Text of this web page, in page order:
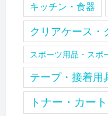
キッチン・食器
クリアケース・
スポーツ用品・スポ
テープ・接着用
トナー・カー